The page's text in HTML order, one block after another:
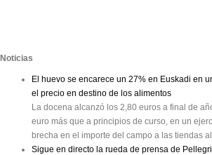
Noticias
El huevo se encarece un 27% en Euskadi en
el precio en destino de los alimentos
La docena alcanzó los 2,80 euros a final de
euro más que a principios de curso, en un
brecha en el importe del campo a las tiendas
Sigue en directo la rueda de prensa de